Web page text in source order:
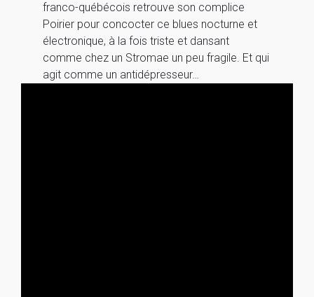
franco-québécois retrouve son complice
Poirier pour concocter ce blues nocturne et
électronique, à la fois triste et dansant
comme chez un Stromae un peu fragile. Et qui
agit comme un antidépresseur…